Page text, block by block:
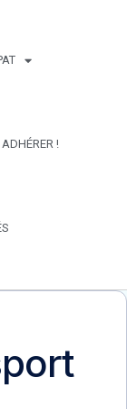
ADHÉRER !